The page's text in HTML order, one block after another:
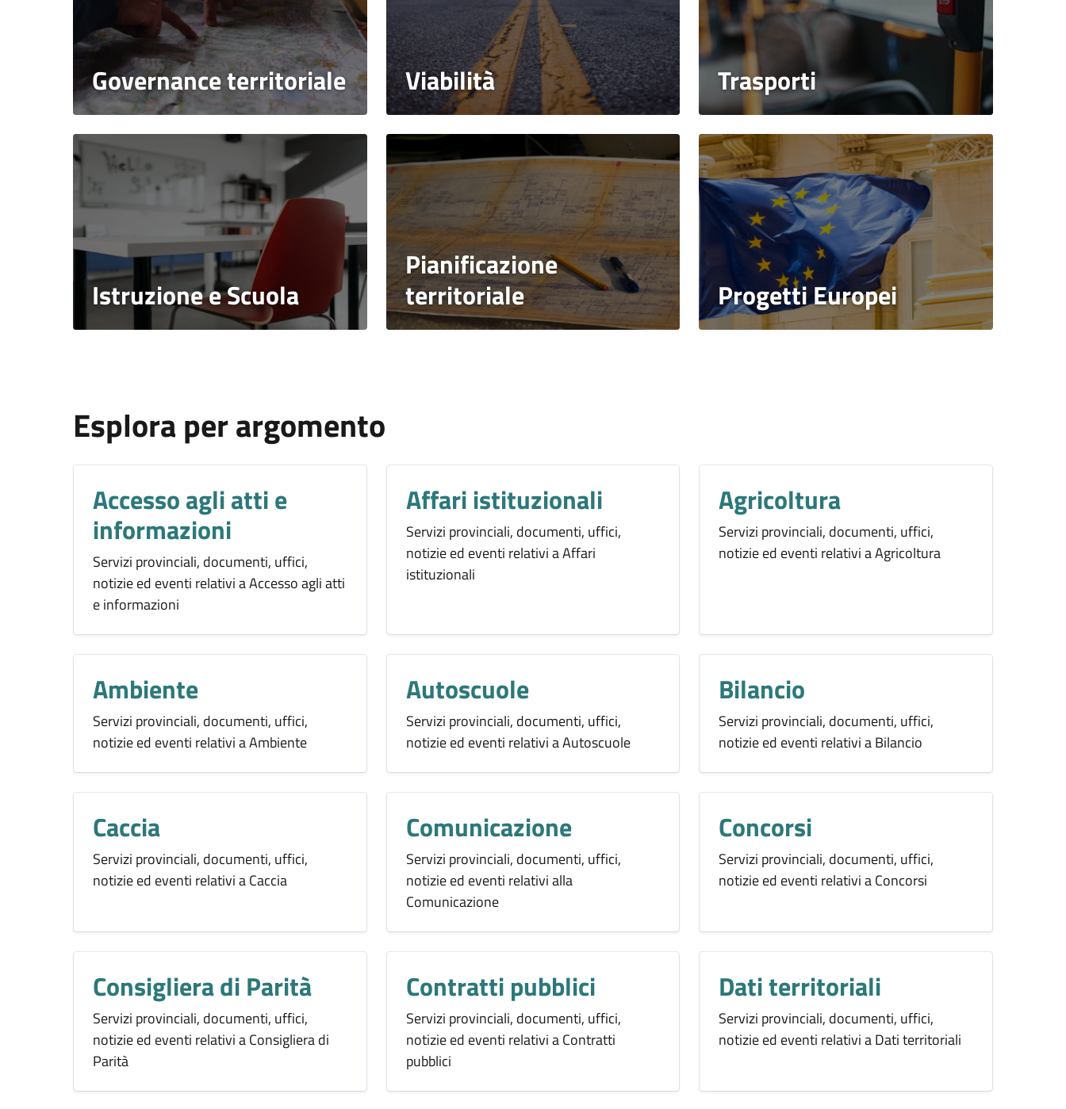
Governance territoriale Viabilità Trasporti
Istruzione e Scuola
Pianificazione
territoriale
Progetti Europei
Esplora per argomento
Accesso agli atti e
informazioni
Servizi provinciali, documenti, uffici,
notizie ed eventi relativi a Accesso agli atti
e informazioni
Affari istituzionali
Servizi provinciali, documenti, uffici,
notizie ed eventi relativi a Affari
istituzionali
Agricoltura
Servizi provinciali, documenti, uffici,
notizie ed eventi relativi a Agricoltura
Ambiente
Servizi provinciali, documenti, uffici,
notizie ed eventi relativi a Ambiente
Autoscuole
Servizi provinciali, documenti, uffici,
notizie ed eventi relativi a Autoscuole
Bilancio
Servizi provinciali, documenti, uffici,
notizie ed eventi relativi a Bilancio
Caccia
Servizi provinciali, documenti, uffici,
notizie ed eventi relativi a Caccia
Comunicazione
Servizi provinciali, documenti, uffici,
notizie ed eventi relativi alla
Comunicazione
Concorsi
Servizi provinciali, documenti, uffici,
notizie ed eventi relativi a Concorsi
Consigliera di Parità
Servizi provinciali, documenti, uffici,
notizie ed eventi relativi a Consigliera di
Parità
Contratti pubblici
Servizi provinciali, documenti, uffici,
notizie ed eventi relativi a Contratti
pubblici
Dati territoriali
Servizi provinciali, documenti, uffici,
notizie ed eventi relativi a Dati territoriali